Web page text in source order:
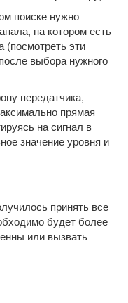
поиске нужно
на котором есть
(посмотреть эти
выбора нужного
передатчика,
прямая
на сигнал в
значение уровня и
принять все
будет более
или вызвать